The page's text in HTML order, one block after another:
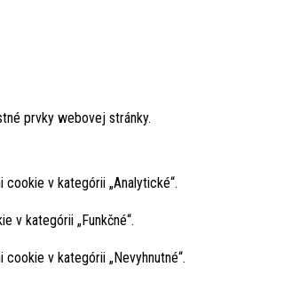
prvky webovej stránky.
v kategórii „Analytické“.
v kategórii „Funkčné“.
v kategórii „Nevyhnutné“.